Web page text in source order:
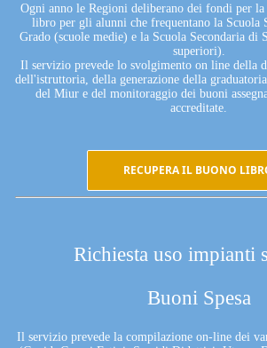
Ogni anno le Regioni deliberano dei fondi per la
libro per gli alunni che frequentano la Scuola
Grado (scuole medie) e la Scuola Secondaria di
superiori).
Il servizio prevede lo svolgimento on line della
dell'istruttoria, della generazione della
del Miur e del monitoraggio dei buoni
accreditate.
RECUPERA IL BUONO
Richiesta uso impianti
Buoni Spesa
Il servizio prevede la compilazione on-line dei